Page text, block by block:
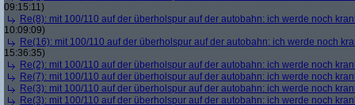
09:15:11)
Re(8): mit 100/110 auf der überholspur auf der autobahn: ich werde noch
10:09:09)
Re(16): mit 100/110 auf der überholspur auf der autobahn: ich werde noch
15:36:35)
Re(2): mit 100/110 auf der überholspur auf der autobahn: ich werde noch
Re(7): mit 100/110 auf der überholspur auf der autobahn: ich werde noch
Re(3): mit 100/110 auf der überholspur auf der autobahn: ich werde noch
Re(3): mit 100/110 auf der überholspur auf der autobahn: ich werde noch